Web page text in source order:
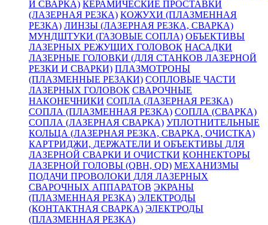
И СВАРКА) КЕРАМИЧЕСКИЕ ПРОСТАВКИ
(ЛАЗЕРНАЯ РЕЗКА) КОЖУХИ (ПЛАЗМЕННАЯ
РЕЗКА) ЛИНЗЫ (ЛАЗЕРНАЯ РЕЗКА, СВАРКА)
МУНДШТУКИ (ГАЗОВЫЕ СОПЛА) ОБЪЕКТИВЫ
ЛАЗЕРНЫХ РЕЖУЩИХ ГОЛОВОК НАСАДКИ
ЛАЗЕРНЫЕ ГОЛОВКИ (ДЛЯ СТАНКОВ ЛАЗЕРНОЙ
РЕЗКИ И СВАРКИ) ПЛАЗМОТРОНЫ
(ПЛАЗМЕННЫЕ РЕЗАКИ) СОПЛОВЫЕ ЧАСТИ
ЛАЗЕРНЫХ ГОЛОВОК СВАРОЧНЫЕ
НАКОНЕЧНИКИ СОПЛА (ЛАЗЕРНАЯ РЕЗКА)
СОПЛА (ПЛАЗМЕННАЯ РЕЗКА) СОПЛА (СВАРКА)
СОПЛА (ЛАЗЕРНАЯ СВАРКА) УПЛОТНИТЕЛЬНЫЕ
КОЛЬЦА (ЛАЗЕРНАЯ РЕЗКА, СВАРКА, ОЧИСТКА)
КАРТРИДЖИ, ДЕРЖАТЕЛИ И ОБЪЕКТИВЫ ДЛЯ
ЛАЗЕРНОЙ СВАРКИ И ОЧИСТКИ КОННЕКТОРЫ
ЛАЗЕРНОЙ ГОЛОВЫ (QBH, QD) МЕХАНИЗМЫ
ПОДАЧИ ПРОВОЛОКИ ДЛЯ ЛАЗЕРНЫХ
СВАРОЧНЫХ АППАРАТОВ ЭКРАНЫ
(ПЛАЗМЕННАЯ РЕЗКА) ЭЛЕКТРОДЫ
(КОНТАКТНАЯ СВАРКА) ЭЛЕКТРОДЫ
(ПЛАЗМЕННАЯ РЕЗКА)